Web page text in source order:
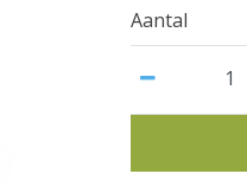
Aantal